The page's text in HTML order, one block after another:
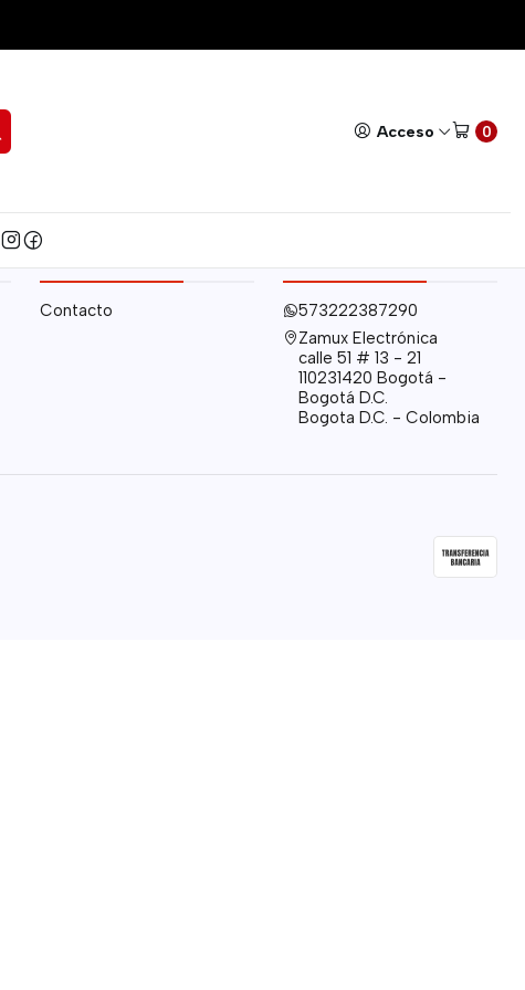
Acceso 0
Contacto
573222387290
Zamux Electrónica
calle 51 # 13 - 21
110231420 Bogotá -
Bogotá D.C.
Bogota D.C. - Colombia